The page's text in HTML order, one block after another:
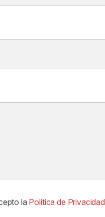
la Política de Privacidad